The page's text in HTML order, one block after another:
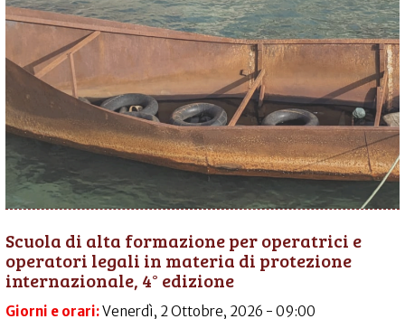
Scuola di alta formazione per operatrici e
operatori legali in materia di protezione
internazionale, 4° edizione
Giorni e orari:Venerdì, 2 Ottobre, 2026 - 09:00